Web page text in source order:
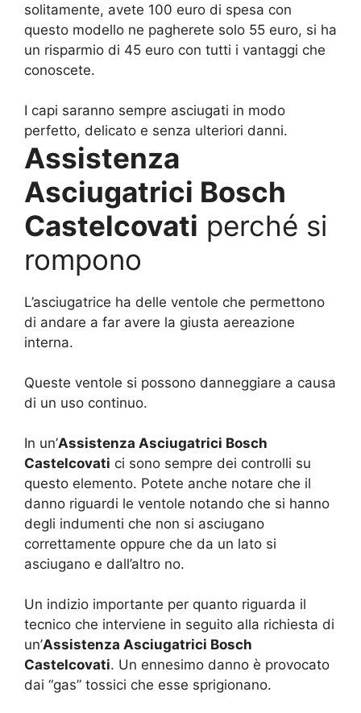
solitamente, avete 100 euro di spesa con
questo modello ne pagherete solo 55 euro, si ha
un risparmio di 45 euro con tutti i vantaggi che
conoscete.
I capi saranno sempre asciugati in modo
perfetto, delicato e senza ulteriori danni.
Assistenza
Asciugatrici Bosch
Castelcovati perché si
rompono
L’asciugatrice ha delle ventole che permettono
di andare a far avere la giusta aereazione
interna.
Queste ventole si possono danneggiare a causa
di un uso continuo.
In un’Assistenza Asciugatrici Bosch
Castelcovati ci sono sempre dei controlli su
questo elemento. Potete anche notare che il
danno riguardi le ventole notando che si hanno
degli indumenti che non si asciugano
correttamente oppure che da un lato si
asciugano e dall’altro no.
Un indizio importante per quanto riguarda il
tecnico che interviene in seguito alla richiesta di
un’Assistenza Asciugatrici Bosch
Castelcovati. Un ennesimo danno è provocato
dai “gas” tossici che esse sprigionano.